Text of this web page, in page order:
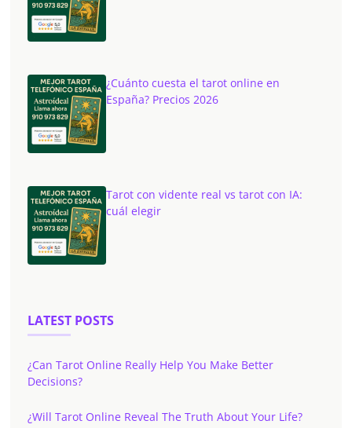
¿Cuánto cuesta el tarot online en
España? Precios 2026
Tarot con vidente real vs tarot con IA:
cuál elegir
LATEST POSTS
¿Can Tarot Online Really Help You Make Better
Decisions?
¿Will Tarot Online Reveal The Truth About Your Life?